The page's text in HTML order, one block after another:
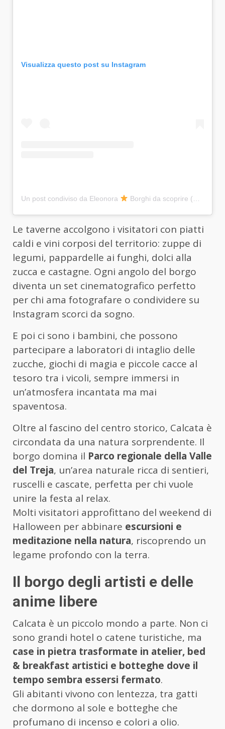
Visualizza questo post su Instagram
Un post condiviso da Eleonora Borghi da scoprire (@finestre_sui_borghi)
Le taverne accolgono i visitatori con piatti
caldi e vini corposi del territorio: zuppe di
legumi, pappardelle ai funghi, dolci alla
zucca e castagne. Ogni angolo del borgo
diventa un set cinematografico perfetto
per chi ama fotografare o condividere su
Instagram scorci da sogno.
E poi ci sono i bambini, che possono
partecipare a laboratori di intaglio delle
zucche, giochi di magia e piccole cacce al
tesoro tra i vicoli, sempre immersi in
un’atmosfera incantata ma mai
spaventosa.
Oltre al fascino del centro storico, Calcata è
circondata da una natura sorprendente. Il
borgo domina il Parco regionale della Valle
del Treja, un’area naturale ricca di sentieri,
ruscelli e cascate, perfetta per chi vuole
unire la festa al relax.
Molti visitatori approfittano del weekend di
Halloween per abbinare escursioni e
meditazione nella natura, riscoprendo un
legame profondo con la terra.
Il borgo degli artisti e delle
anime libere
Calcata è un piccolo mondo a parte. Non ci
sono grandi hotel o catene turistiche, ma
case in pietra trasformate in atelier, bed
& breakfast artistici e botteghe dove il
tempo sembra essersi fermato.
Gli abitanti vivono con lentezza, tra gatti
che dormono al sole e botteghe che
profumano di incenso e colori a olio.